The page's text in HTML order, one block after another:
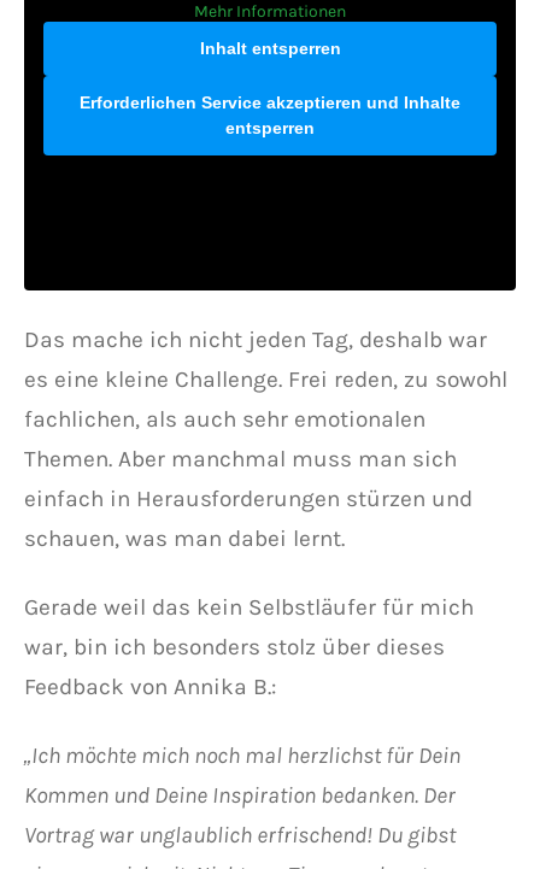
Mehr Informationen
Inhalt entsperren
Erforderlichen Service akzeptieren und Inhalte
entsperren
Das mache ich nicht jeden Tag, deshalb war
es eine kleine Challenge. Frei reden, zu sowohl
fachlichen, als auch sehr emotionalen
Themen. Aber manchmal muss man sich
einfach in Herausforderungen stürzen und
schauen, was man dabei lernt.
Gerade weil das kein Selbstläufer für mich
war, bin ich besonders stolz über dieses
Feedback von Annika B.:
„Ich möchte mich noch mal herzlichst für Dein
Kommen und Deine Inspiration bedanken. Der
Vortrag war unglaublich erfrischend! Du gibst